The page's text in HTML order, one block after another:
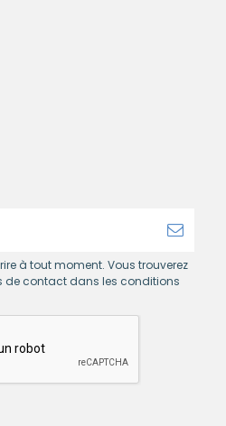
à tout moment. Vous trouverez
de contact dans les conditions